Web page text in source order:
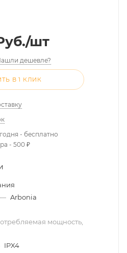
/шт
дешевле?
В 1 КЛИК
- бесплатно
- 500 ₽
— Arbonia
мощность,
IPX4